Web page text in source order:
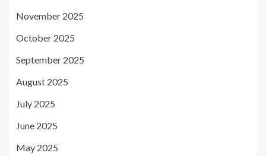
November 2025
October 2025
September 2025
August 2025
July 2025
June 2025
May 2025